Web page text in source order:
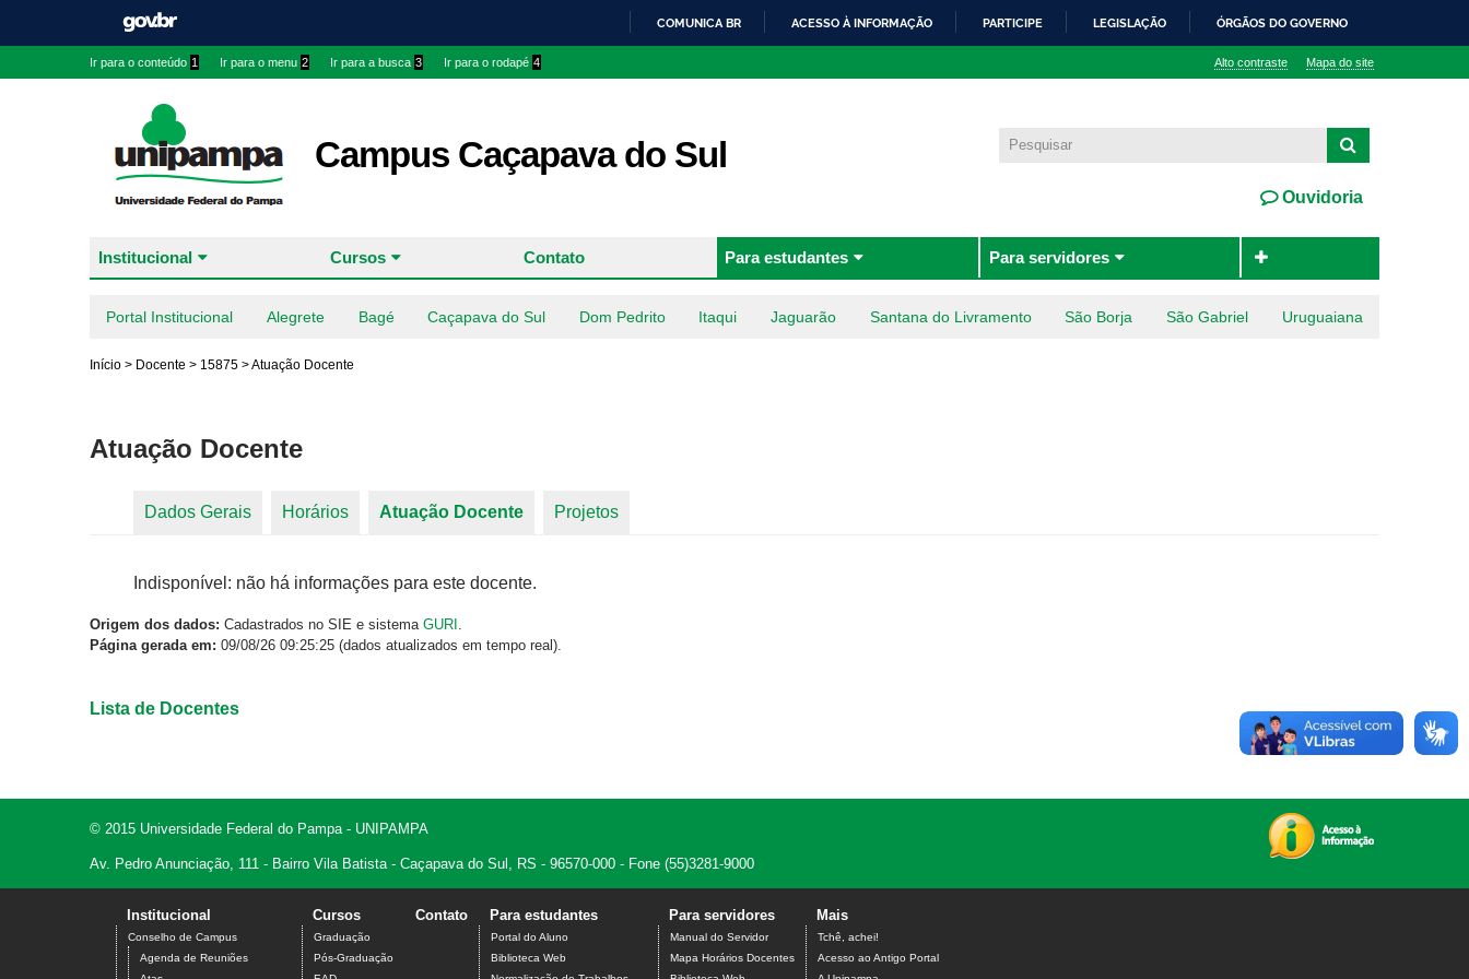
COMUNICA BR ACESSO À INFORMAÇÃO PARTICIPE LEGISLAÇÃO ÓRGÃOS DO GOVERNO
Ir para o conteúdo 1 Ir para o menu 2 Ir para a busca 3 Ir para o rodapé 4 Alto contraste Mapa do site
Campus Caçapava do Sul
Ouvidoria
Institucional Cursos Contato Para estudantes Para servidores
Portal Institucional Alegrete Bagé Caçapava do Sul Dom Pedrito Itaqui Jaguarão Santana do Livramento São Borja São Gabriel Uruguaiana
Início > Docente > 15875 >Atuação Docente
Atuação Docente
Dados Gerais Horários Atuação Docente (aba ativa)
Projetos
Indisponível: não há informações para este docente.
Origem dos dados: Cadastrados no SIE e sistema GURI
Página gerada em: 09/08/26 09:25:25 (dados atualizados em tempo real).
Lista de Docentes
© 2015 Universidade Federal do Pampa - UNIPAMPA
Av. Pedro Anunciação, 111 - Bairro Vila Batista - Caçapava do Sul, RS - 96570-000 - Fone (55)3281-9000
Institucional
Conselho de Campus
Agenda de Reuniões
Cursos
Graduação
Pós-Graduação
Contato Para estudantes
Portal do Aluno
Biblioteca Web
Para servidores
Manual do Servidor
Mapa Horários Docentes
Mais
Tchê, achei!
Acesso ao Antigo Portal